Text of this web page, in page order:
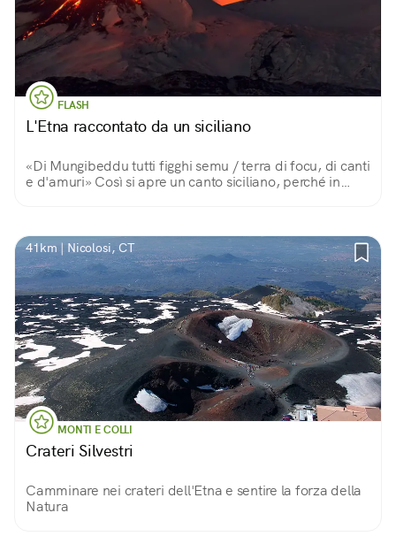
FLASH
L'Etna raccontato da un siciliano
«Di Mungibeddu tutti figghi semu / terra di focu, di canti
e d'amuri» Così si apre un canto siciliano, perché in
41km | Nicolosi, CT
MONTI E COLLI
Crateri Silvestri
Camminare nei crateri dell'Etna e sentire la forza della
Natura